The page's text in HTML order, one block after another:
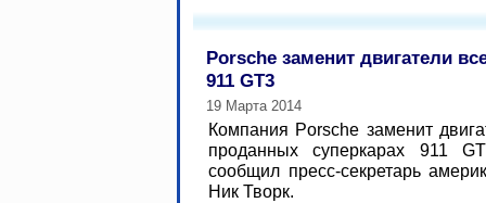
Porsche заменит двигатели
911 GT3
19 Марта 2014
Компания Porsche заменит
проданных суперкарах 911
сообщил пресс-секретарь
Ник Творк.